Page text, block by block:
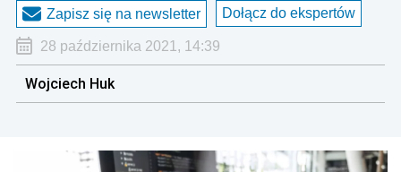
Zapisz się na newsletter Dołącz do ekspertów
28 października 2021, 14:39
Wojciech Huk